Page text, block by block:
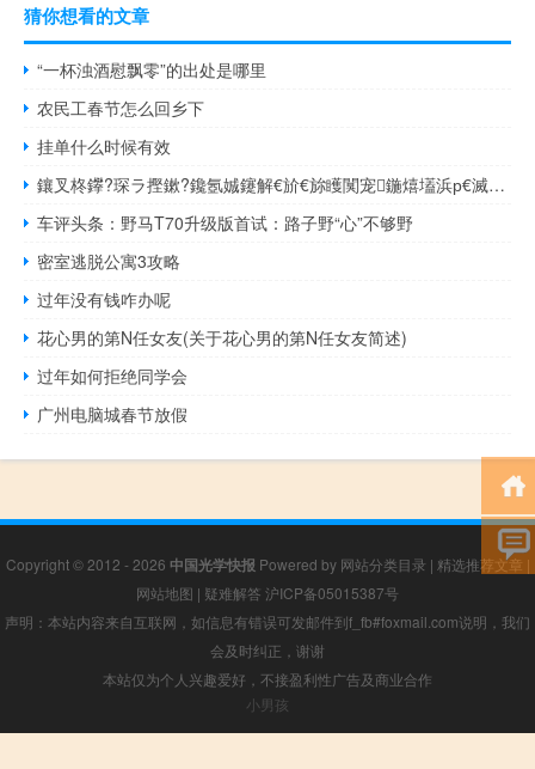
猜你想看的文章
“一杯浊酒慰飘零”的出处是哪里
农民工春节怎么回乡下
挂单什么时候有效
鑲叉柊鑻?琛ラ摼鏉?鑱氬娍鑳解€斺€旀矆闃宠鍦熺壒浜р€滅泦鏅€濆彉鈥滈鏅€?, 到底什么情况嘞
车评头条：野马T70升级版首试：路子野“心”不够野
密室逃脱公寓3攻略
过年没有钱咋办呢
花心男的第N任女友(关于花心男的第N任女友简述)
过年如何拒绝同学会
广州电脑城春节放假
Copyright © 2012 - 2026 中国光学快报 Powered by 网站分类目录 | 精选推荐文章 |
网站地图 | 疑难解答 沪ICP备05015387号
声明：本站内容来自互联网，如信息有错误可发邮件到f_fb#foxmail.com说明，我们
会及时纠正，谢谢
本站仅为个人兴趣爱好，不接盈利性广告及商业合作
小男孩